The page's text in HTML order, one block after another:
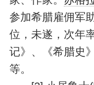
参加希腊雇佣军
位，未遂，次年
记》、《希腊史
等。